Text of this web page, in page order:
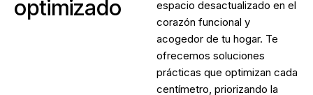
optimizado
espacio desactualizado en el
corazón funcional y
acogedor de tu hogar. Te
ofrecemos soluciones
prácticas que optimizan cada
centímetro, priorizando la